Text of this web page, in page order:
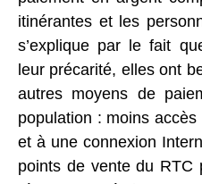
itinérantes et les
s’explique par le fait
leur précarité, elles ont
autres moyens de
population : moins
et à une connexion
points de vente du